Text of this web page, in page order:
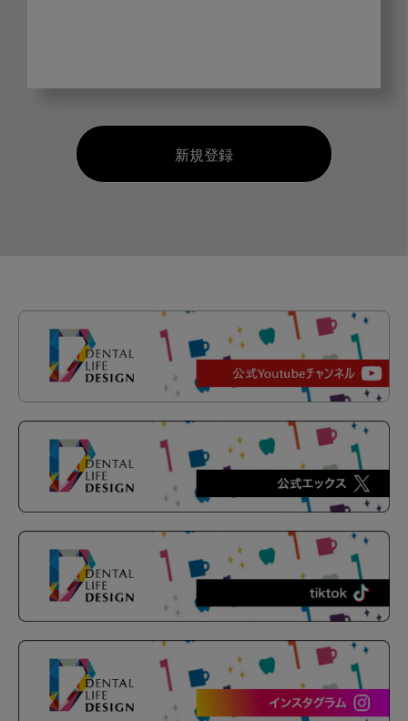
新規登録